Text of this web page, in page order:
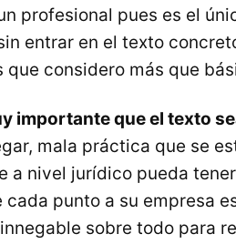
profesional pues es el
entrar en el texto
que considero más que
importante que el texto
mala práctica que se
a nivel jurídico pueda
punto a su empresa
sobre todo para